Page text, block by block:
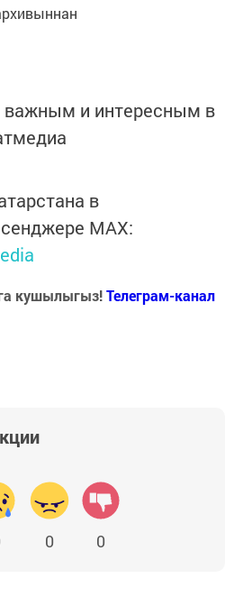
и интересным в
в
MАХ:
кушылыгыз!Телеграм-канал
0 0